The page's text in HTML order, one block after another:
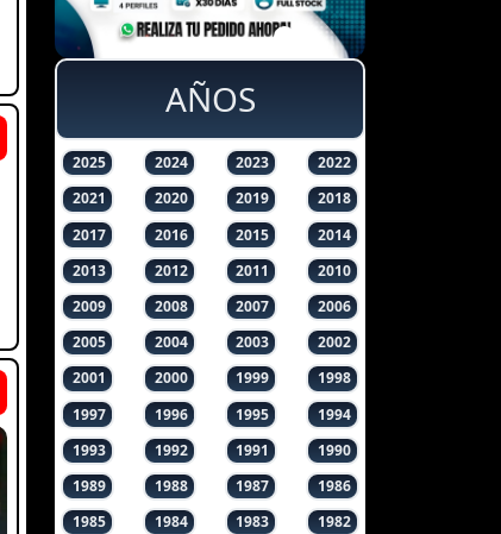
AÑOS
2025 2024 2023
2022
2021
2020 2019
2018
2017
2016 2015
2014
2013
2012 2011
2010
2009
2008 2007
2006
2005
2004 2003
2002
2001
2000 1999
1998
1997
1996 1995
1994
1993
1992 1991
1990
1989
1988 1987
1986
1985
1984 1983
1982